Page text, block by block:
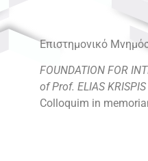
Επιστημονικό
FOUNDATION FOR
of Prof. ELIAS
Colloquim in